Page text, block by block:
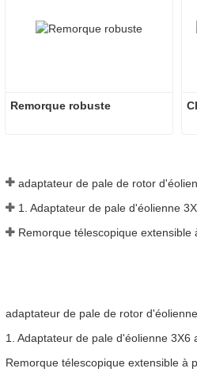
Remorque robuste
adaptateur de pale de rotor
adaptateur de pale de rotor d'éolienne
1. Adaptateur de pale d'éolienne 3X6
Remorque télescopique extensible à